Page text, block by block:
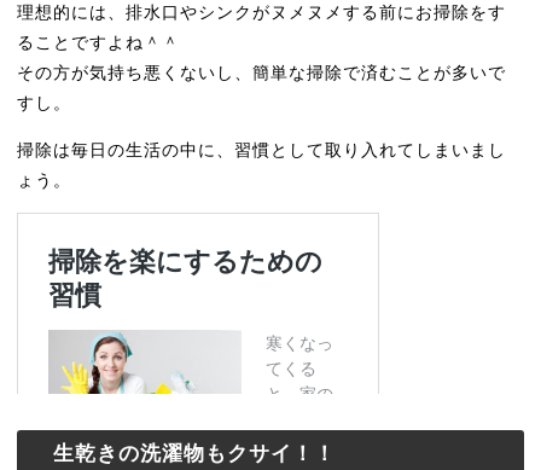
理想的には、排水口やシンクがヌメヌメする前にお掃除をす
ることですよね＾＾
その方が気持ち悪くないし、簡単な掃除で済むことが多いで
すし。
掃除は毎日の生活の中に、習慣として取り入れてしまいまし
ょう。
生乾きの洗濯物もクサイ！！